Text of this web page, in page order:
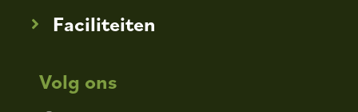
Faciliteiten
Volg ons